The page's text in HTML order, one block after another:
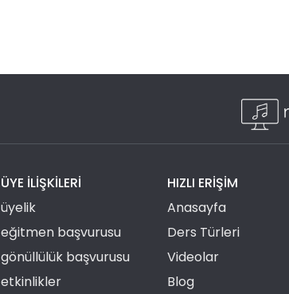
ÜYE ILIŞKILERI
üyelik
eğitmen başvurusu
gönüllülük başvurusu
etkinlikler
HIZLI ERIŞIM
Anasayfa
Ders Türleri
Videolar
Blog